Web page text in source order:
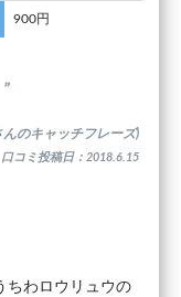
900円
んのキャッチフレーズ)
口コミ投稿日：2018.6.15
ちわロウリュウの